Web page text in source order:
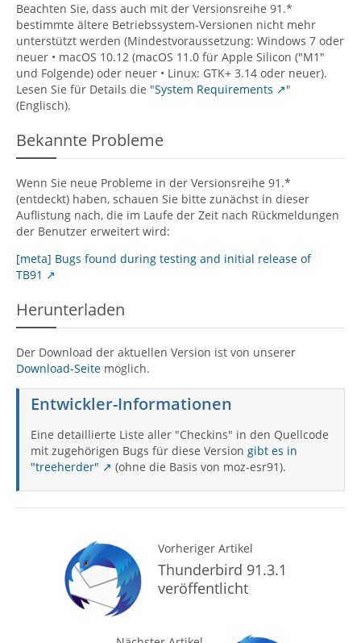
Beachten Sie, dass auch mit der Versionsreihe 91.*
bestimmte ältere Betriebssystem-Versionen nicht mehr
unterstützt werden (Mindestvoraussetzung: Windows 7 oder
neuer • macOS 10.12 (macOS 11.0 für Apple Silicon ("M1"
und Folgende) oder neuer • Linux: GTK+ 3.14 oder neuer).
Lesen Sie für Details die "System Requirements
"
(Englisch).
Bekannte Probleme
Wenn Sie neue Probleme in der Versionsreihe 91.*
(entdeckt) haben, schauen Sie bitte zunächst in dieser
Auflistung nach, die im Laufe der Zeit nach Rückmeldungen
der Benutzer erweitert wird:
[meta] Bugs found during testing and initial release of
TB91
Herunterladen
Der Download der aktuellen Version ist von unserer
Download-Seite möglich.
Entwickler-Informationen
Eine detaillierte Liste aller "Checkins" in den Quellcode
mit zugehörigen Bugs für diese Version gibt es in
"treeherder"
(ohne die Basis von moz-esr91).
Vorheriger Artikel
Thunderbird 91.3.1
veröffentlicht